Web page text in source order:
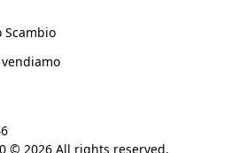
Scambio
© 2026 All rights reserved.